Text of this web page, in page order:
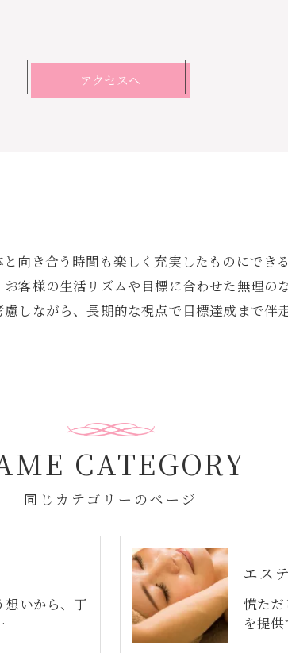
アクセスへ
向き合う時間も楽しく充実したものにでき
客様の生活リズムや目標に合わせた無理の
しながら、長期的な視点で目標達成まで伴
同じカテゴリーのページ
CATEGORY
いから、丁
エステ
慌た
を提